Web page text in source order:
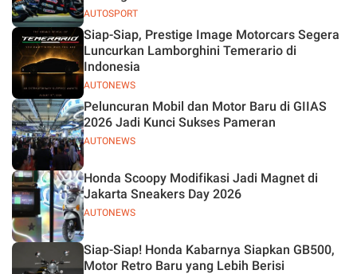
AUTOSPORT
AUTONEWS
Siap-Siap, Prestige Image Motorcars Segera
Luncurkan Lamborghini Temerario di
Indonesia
AUTONEWS
Peluncuran Mobil dan Motor Baru di GIIAS
2026 Jadi Kunci Sukses Pameran
AUTONEWS
Honda Scoopy Modifikasi Jadi Magnet di
Jakarta Sneakers Day 2026
Siap-Siap! Honda Kabarnya Siapkan GB500,
Motor Retro Baru yang Lebih Berisi